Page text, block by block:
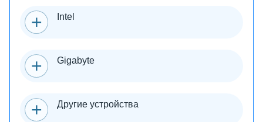
Intel
Gigabyte
Другие устройства